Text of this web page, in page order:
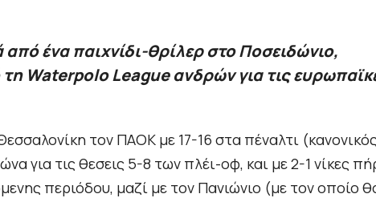
ένα παιχνίδι-θρίλερ στο Ποσειδώνιο,
τη Waterpolo League ανδρών για τις
τον ΠΑΟΚ με 17-16 στα πέναλτι
για τις θεσεις 5-8 των πλέι-οφ, και με 2-1 νίκες
περιόδου, μαζί με τον Πανιώνιο (με τον οποίο